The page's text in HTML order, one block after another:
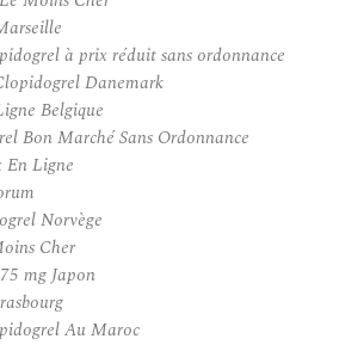
à prix réduit sans ordonnance
Danemark
Belgique
Bon Marché Sans Ordonnance
En Ligne
Norvège
Cher
mg Japon
Au Maroc